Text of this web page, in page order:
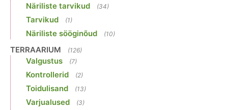
Näriliste tarvikud (34)
Tarvikud (1)
Näriliste sööginõud (10)
TERRAARIUM (126)
Valgustus (7)
Kontrollerid (2)
Toidulisand (13)
Varjualused (3)